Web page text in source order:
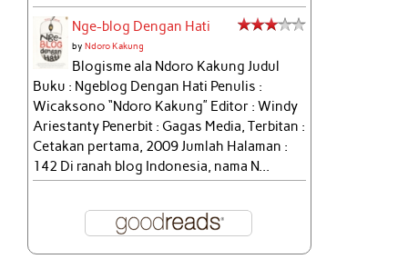
Nge-blog Dengan Hati
byNdoro Kakung
Blogisme ala Ndoro Kakung Judul
Buku : Ngeblog Dengan Hati Penulis :
Wicaksono “Ndoro Kakung” Editor : Windy
Ariestanty Penerbit : Gagas Media, Terbitan :
Cetakan pertama, 2009 Jumlah Halaman :
142 Di ranah blog Indonesia, nama N...